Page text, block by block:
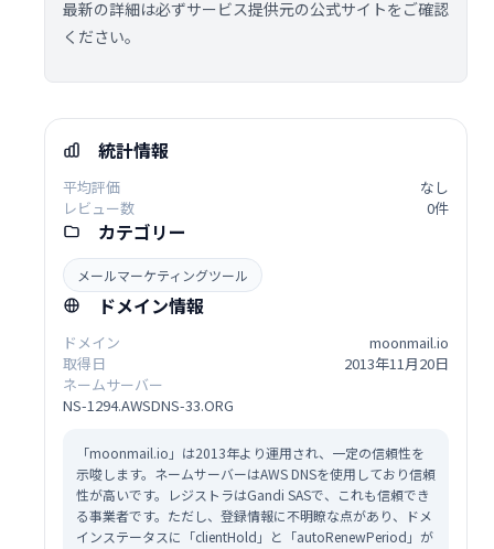
最新の詳細は必ずサービス提供元の公式サイトをご確認
ください。
統計情報
平均評価
なし
レビュー数
0件
カテゴリー
メールマーケティングツール
ドメイン情報
ドメイン
moonmail.io
取得日
2013年11月20日
ネームサーバー
NS-1294.AWSDNS-33.ORG
「moonmail.io」は2013年より運用され、一定の信頼性を
示唆します。ネームサーバーはAWS DNSを使用しており信頼
性が高いです。レジストラはGandi SASで、これも信頼でき
る事業者です。ただし、登録情報に不明瞭な点があり、ドメ
インステータスに「clientHold」と「autoRenewPeriod」が